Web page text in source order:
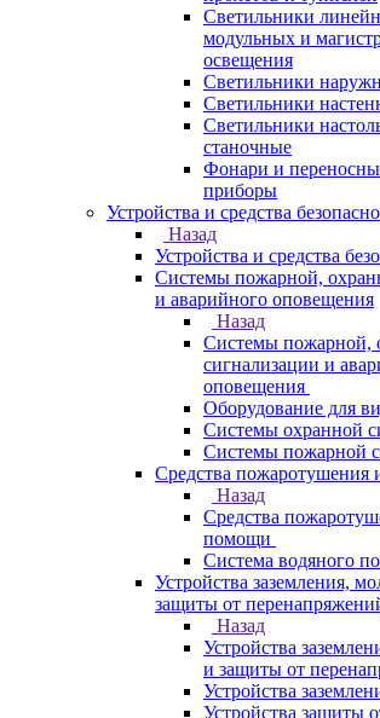
Светильники
модульных и
освещения
Светильники
Светильники
Светильники
станочные
Фонари и
приборы
Устройства и средства
Назад
Устройства и средства
Системы пожарной,
и аварийного оповещения
Назад
Системы пожарной,
сигнализации и
оповещения
Оборудование для
Системы охранной
Системы пожарной
Средства пожаротушения
Назад
Средства
помощи
Система водяного
Устройства заземления,
защиты от
Назад
Устройства
и защиты от
Устройства
Устройства защиты